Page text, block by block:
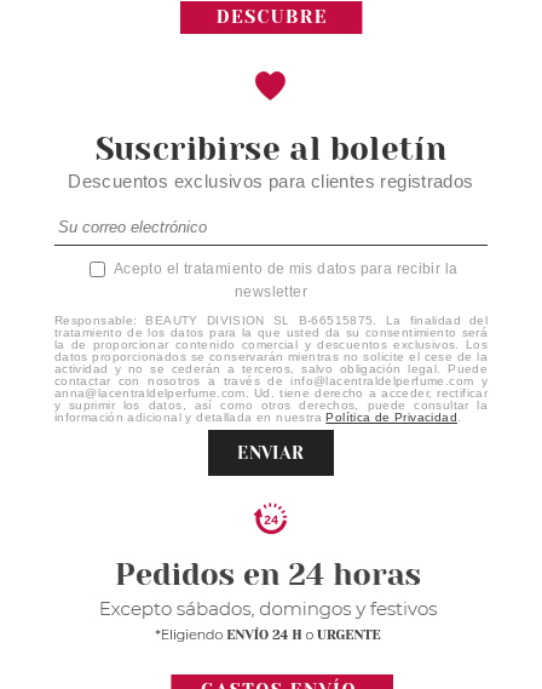
Suscribirse al boletín
Descuentos exclusivos para clientes registrados
Acepto el tratamiento de mis datos para recibir la
newsletter
Responsable: BEAUTY DIVISION SL B-66515875. La finalidad del
tratamiento de los datos para la que usted da su consentimiento será
la de proporcionar contenido comercial y descuentos exclusivos. Los
datos proporcionados se conservarán mientras no solicite el cese de la
actividad y no se cederán a terceros, salvo obligación legal. Puede
contactar con nosotros a través de info@lacentraldelperfume.com y
anna@lacentraldelperfume.com. Ud. tiene derecho a acceder, rectificar
y suprimir los datos, así como otros derechos, puede consultar la
información adicional y detallada en nuestraPolítica de Privacidad
ENVIAR